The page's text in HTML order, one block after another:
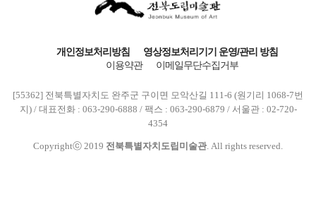
개인정보처리방침
영상정보처리기기 운영/관리 방침
이용약관
이메일무단수집거부
[55362] 전북특별자치도 완주군 구이면 모악산길 111-6 (원기리 1068-7번
지) / 대표전화 : 063-290-6888 / 팩스 : 063-290-6879 / 서울관 : 02-720-
4354
Copyrightⓒ 2019 전북특별자치도립미술관. All rights reserved.